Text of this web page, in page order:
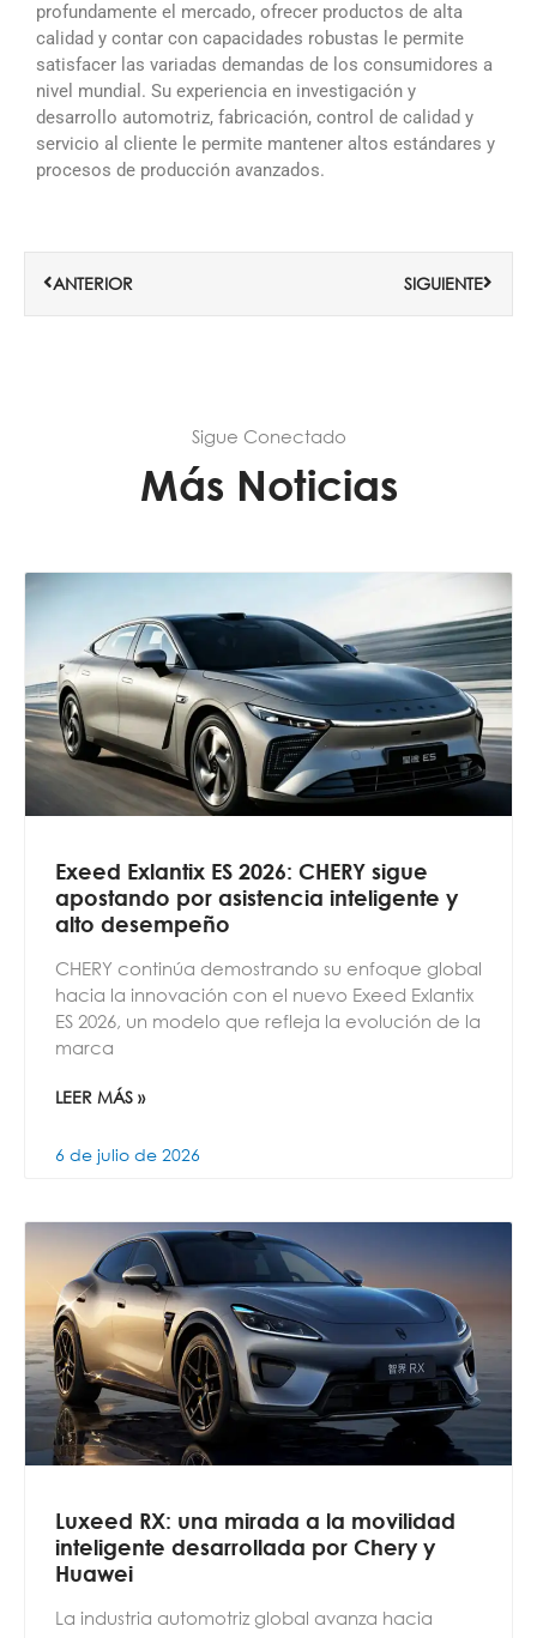
profundamente el mercado, ofrecer productos de alta
calidad y contar con capacidades robustas le permite
satisfacer las variadas demandas de los consumidores a
nivel mundial. Su experiencia en investigación y
desarrollo automotriz, fabricación, control de calidad y
servicio al cliente le permite mantener altos estándares y
procesos de producción avanzados.
ANTERIOR SIGUIENTE
Sigue Conectado
Más Noticias
Exeed Exlantix ES 2026: CHERY sigue
apostando por asistencia inteligente y
alto desempeño
CHERY continúa demostrando su enfoque global
hacia la innovación con el nuevo Exeed Exlantix
ES 2026, un modelo que refleja la evolución de la
marca
LEER MÁS »
6 de julio de 2026
Luxeed RX: una mirada a la movilidad
inteligente desarrollada por Chery y
Huawei
La industria automotriz global avanza hacia